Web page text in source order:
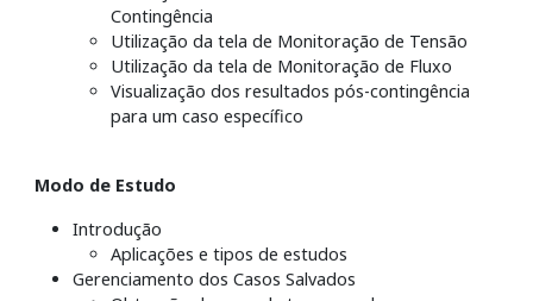
Contingência
Utilização da tela de Monitoração de Tensão
Utilização da tela de Monitoração de Fluxo
Visualização dos resultados pós-contingência
para um caso específico
Modo de Estudo
Introdução
Aplicações e tipos de estudos
Gerenciamento dos Casos Salvados